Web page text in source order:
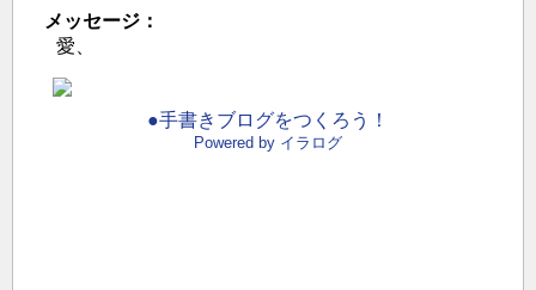
メッセージ：
愛、
●手書きブログをつくろう！
Powered by イラログ